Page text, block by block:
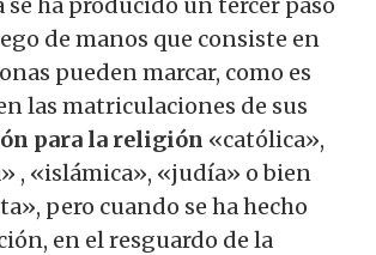
de manos que consiste en
pueden marcar, como es
las matriculaciones de sus
para la religión «católica»,
, «islámica», «judía» o bien
pero cuando se ha hecho
en el resguardo de la